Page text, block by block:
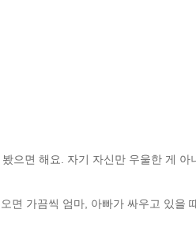
으면 해요. 자기 자신만 우울한 게
면 가끔씩 엄마, 아빠가 싸우고 있을